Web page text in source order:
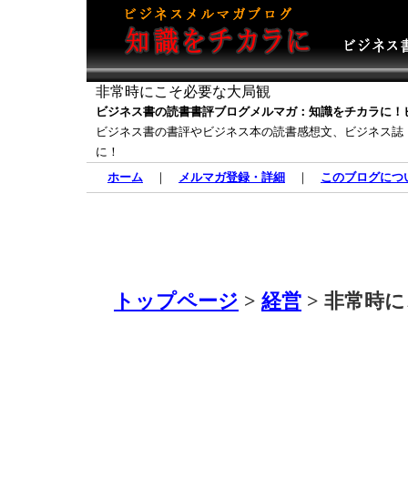
非常時にこそ必要な大局観
ビジネス書の読書書評ブログメルマガ：知識をチカラに
ビジネス書の書評やビジネス本の読書感想文、ビジネス
に！
ホーム ｜ メルマガ登録・詳細 ｜ このブログにつ
トップページ > 経営 > 非常時